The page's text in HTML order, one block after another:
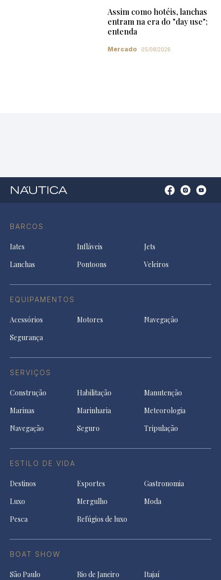
Assim como hotéis, lanchas
entram na era do "day use";
entenda
Mercado 05/08/2026
BARCOS
Iates Infláveis
Jets
Lanchas
Pontoons Veleiros
EQUIPAMENTOS
Acessórios Motores
Navegação
Segurança
SERVIÇOS
Construção Habilitação
Manutenção
Marinas
Marinharia
Meteorologia
Navegação
Seguro Tripulação
ESTILO DE VIDA
Destinos Esportes
Gastronomia
Luxo
Mergulho
Moda
Pesca
Refúgios de luxo
BOAT SHOW
São Paulo Rio de Janeiro
Itajaí
OpenOpenOpen